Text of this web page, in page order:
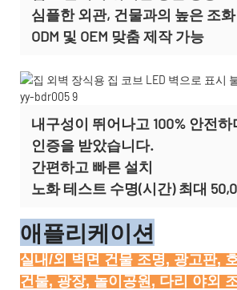
심플한 외관, 건물과의 높은 조화
ODM 및 OEM 맞춤 제작 가능
내구성이 뛰어나고 100% 안전하
인증을 받았습니다.
간편하고 빠른 설치
노화 테스트 수명(시간) 최대
애플리케이션
실내/외 벽면 건물 조명, 광고판,
건물, 광장, 놀이공원, 다리 야외